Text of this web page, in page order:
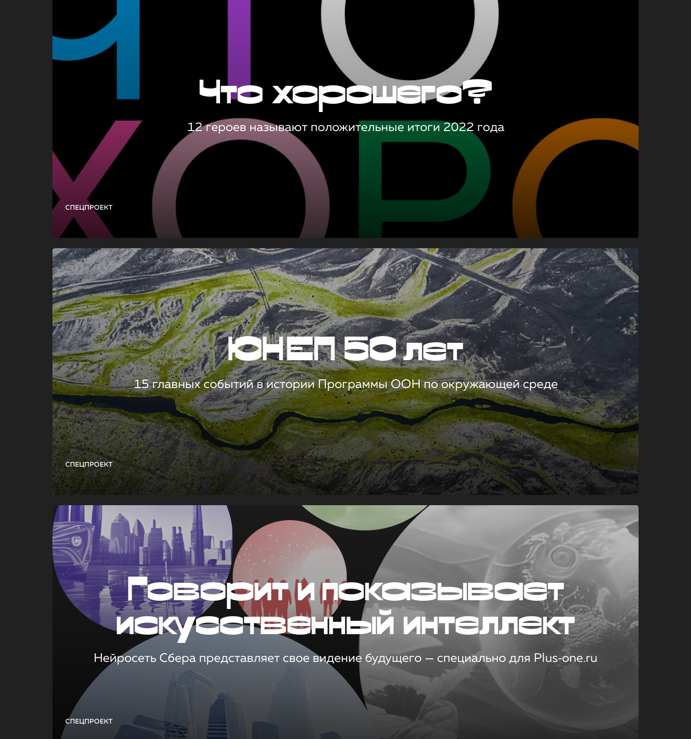
СПЕЦПРОЕКТ
Что хорошего?
12 героев называют положительные итоги 2022 года
СПЕЦПРОЕКТ
ЮНЕП 50 лет
15 главных событий в истории Программы ООН по окружающей среде
СПЕЦПРОЕКТ
Говорит и показывает
искусственный интеллект
Нейросеть Сбера представляет свое видение будущего — специально для Plus‑one.ru